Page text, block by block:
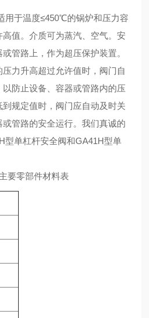
用于温度≤450℃的锅炉和压力容
值。介质可为蒸汽、空气。安
管路上，作为超压保护装置。
力升高超过允许值时，阀门自
防止设备、容器或管路内的压
规定值时，阀门应自动及时关
管路的安全运行。我们真诚的
型单杠杆安全阀和GA41H型单
要零部件材料表